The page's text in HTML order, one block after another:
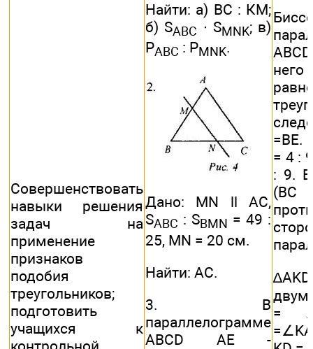
Совершенствовать
навыки решения
задач на
применение
признаков
подобия
треугольников;
подготовить
учащихся к
Найти: а) ВС : КМ;
б) SABC ∙ SMNK; в)
РABC : РMNK.
Дано: MN ll AC,
SABC : SBMN = 49 :
25, MN = 20 см.
Найти: АС.
3. В
параллелограмме
ABCD АЕ -
него
=BE.
= 4 :
: 9.
(ВС
=